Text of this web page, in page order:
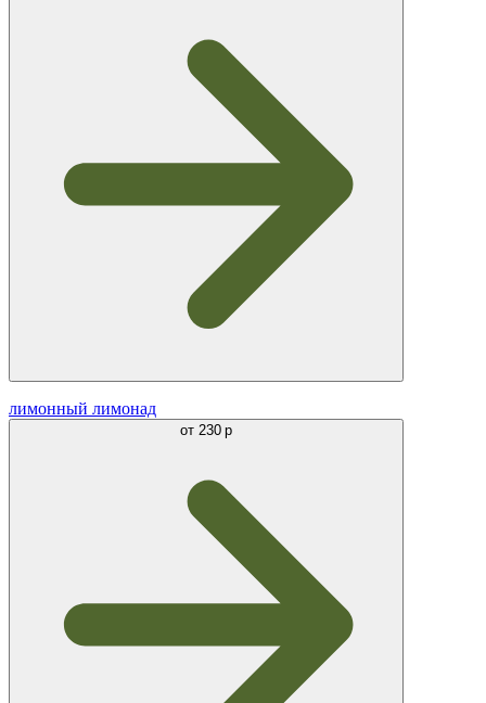
лимонный лимонад
от 230 р